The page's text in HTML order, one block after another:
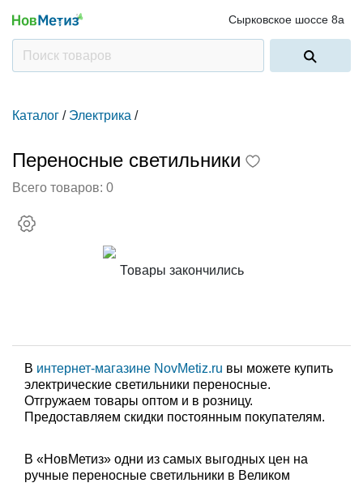
Сырковское шоссе 8а
Каталог / Электрика /
Переносные светильники
Всего товаров: 0
Товары закончились
В интернет-магазине NovMetiz.ru вы можете купить
электрические светильники переносные.
Отгружаем товары оптом и в розницу.
Предоставляем скидки постоянным покупателям.
В «НовМетиз» одни из самых выгодных цен на
ручные переносные светильники в Великом